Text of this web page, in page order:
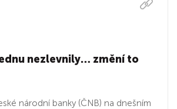
nezlevnily… změní to
národní banky (ČNB) na dnešním